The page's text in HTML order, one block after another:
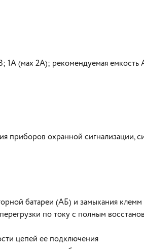
1А (мах 2А); рекомендуемая емкость
приборов охранной сигнализации,
батареи (АБ) и замыкания клемм
по току с полным
цепей ее подключения